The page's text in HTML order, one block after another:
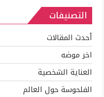
التصنيفات
أحدث المقالات
اخر موضه
العناية الشخصية
الفلحوسة حول العالم